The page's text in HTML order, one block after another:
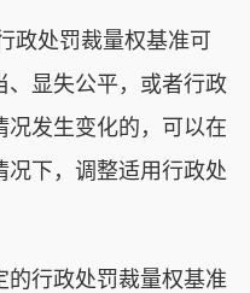
处罚裁量权基准可
、显失公平，或者行政
况发生变化的，可以在
况下，调整适用行政处
行政处罚裁量权基准